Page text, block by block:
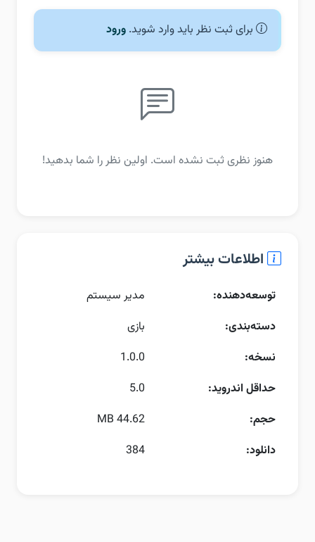
برای ثبت نظر باید وارد شوید. ورود
هنوز نظری ثبت نشده است. اولین نظر را شما بدهید!
اطلاعات بیشتر
توسعه‌دهنده:
مدیر سیستم
دسته‌بندی:
بازی
نسخه:
1.0.0
حداقل اندروید:
5.0
حجم:
44.62 MB
دانلود:
384